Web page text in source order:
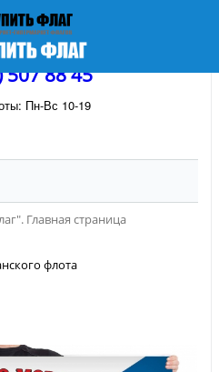
507 88 45
Пн-Вс 10-19
Главная страница
флота